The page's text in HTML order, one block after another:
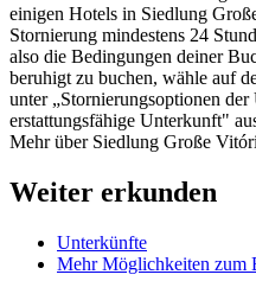
einigen Hotels in Siedlung
Stornierung mindestens 24
also die Bedingungen deiner
beruhigt zu buchen, wähle auf
unter „Stornierungsoptionen
erstattungsfähige Unterkunft"
Mehr über Siedlung Große
Weiter erkunden
Unterkünfte
Mehr Möglichkeiten zum